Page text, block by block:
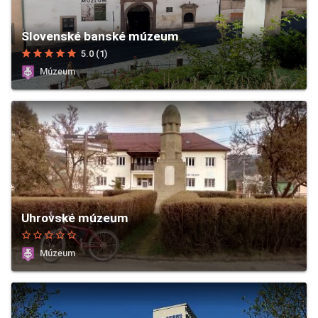
Slovenské banské múzeum
starstarstarstarstar 5.0 (1)
Múzeum
Uhrovské múzeum
star_borderstar_borderstar_borderstar_borderstar_border
Múzeum